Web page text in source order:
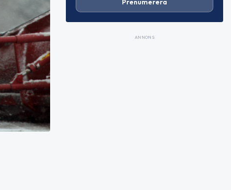
Prenumerera
ANNONS